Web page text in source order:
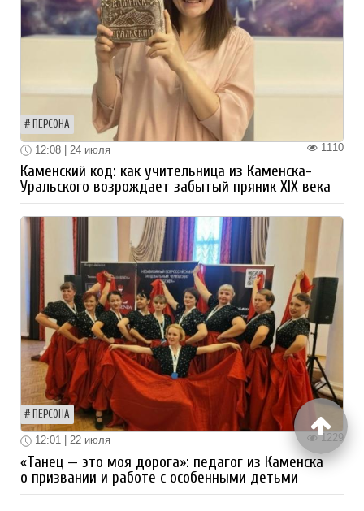
ПЕРСОНА
1110
12:08 | 24 июля
Каменский код: как учительница из Каменска-
Уральского возрождает забытый пряник XIX века
ПЕРСОНА
1229
12:01 | 22 июля
«Танец — это моя дорога»: педагог из Каменска
о призвании и работе с особенными детьми